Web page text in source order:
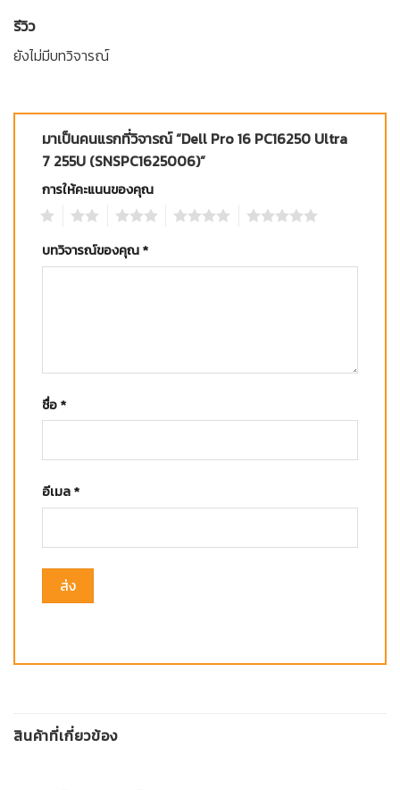
รีวิว
ยังไม่มีบทวิจารณ์
มาเป็นคนแรกที่วิจารณ์ “Dell Pro 16 PC16250 Ultra
7 255U (SNSPC1625006)”
การให้คะแนนของคุณ
บทวิจารณ์ของคุณ*
ชื่อ*
อีเมล*
สินค้าที่เกี่ยวข้อง